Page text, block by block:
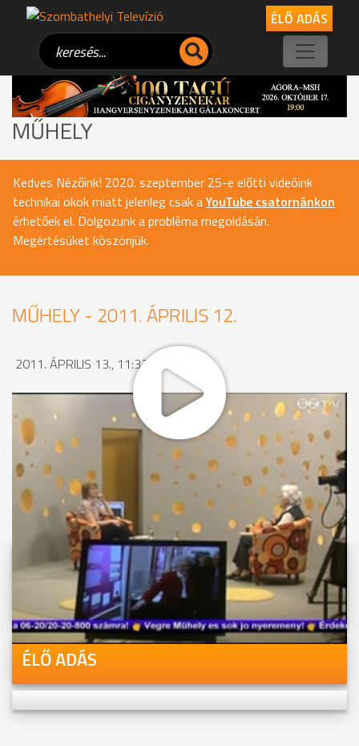
ÉLŐ ADÁS
MŰHELY
Kedves Nézőink! 2020. szeptember 25-e előtti videóink
technikai okok miatt jelenleg csak aYouTube csatornánkon
érhetőek el. Dolgozunk a probléma megoldásán.
Megértésüket köszönjük.
MŰHELY - 2011. ÁPRILIS 12.
2011. ÁPRILIS 13., 11:32
MEGOSZTÁS
Videóink megtekinthetőek
Youtube-csatornánkon is!
ÉLŐ ADÁS